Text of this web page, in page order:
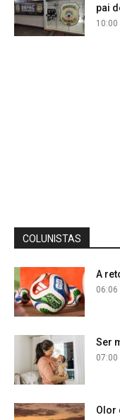
pai
COLUNISTAS
A
Ser
Olor